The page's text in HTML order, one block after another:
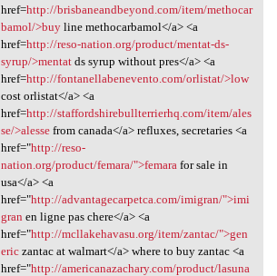
href=http://brisbaneandbeyond.com/item/methocar
bamol/>buyline methocarbamol</a> <a
href=http://reso-nation.org/product/mentat-ds-
syrup/>mentatds syrup without pres</a> <a
href=http://fontanellabenevento.com/orlistat/>low
cost orlistat</a> <a
href=http://staffordshirebullterrierhq.com/item/ales
se/>alessefrom canada</a> refluxes, secretaries <a
href="http://reso-
nation.org/product/femara/">femara for sale in
usa</a> <a
href="http://advantagecarpetca.com/imigran/">imi
gran en ligne pas chere</a> <a
href="http://mcllakehavasu.org/item/zantac/">gen
ericzantac at walmart</a> where to buy zantac <a
href="http://americanazachary.com/product/lasuna